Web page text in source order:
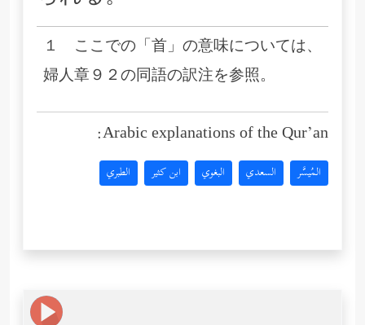
１ ここでの「首」の意味については、
婦人章９２の同語の訳注を参照。
Arabic explanations of the Qur’an:
المُيسَّر السعدي البغوي ابن كثير الطبري